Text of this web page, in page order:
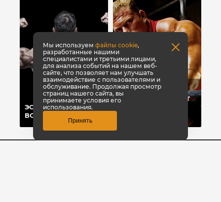
ЭСТЕТИКА ПРЕЖДЕ
ВСЕГО
ТОП-8 СПОСОБОВ,
КОТОРЫЕ ПОМОГУТ
Мы используемфайлы cookie,
разработанные нашими
специалистами и третьими лицами,
для анализа событий на нашем веб-
сайте, что позволяет нам улучшать
взаимодействие с пользователями и
обслуживание. Продолжая просмотр
страниц нашего сайта, вы
принимаете условия его
использования.
Принять